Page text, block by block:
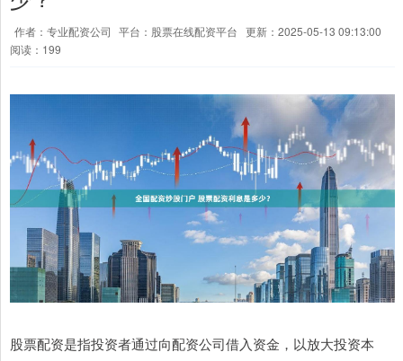
作者：专业配资公司 平台：股票在线配资平台 更新：2025-05-13 09:13:00
阅读：199
股票配资是指投资者通过向配资公司借入资金，以放大投资本